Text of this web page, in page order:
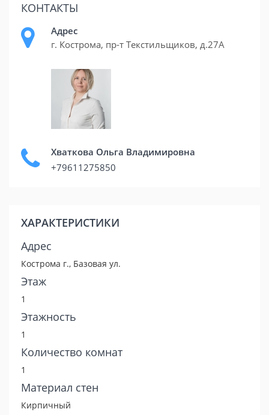
КОНТАКТЫ
Адрес
г. Кострома, пр-т Текстильщиков, д.27А
Хваткова Ольга Владимировна
+79611275850
ХАРАКТЕРИСТИКИ
Адрес
Кострома г., Базовая ул.
Этаж
1
Этажность
1
Количество комнат
1
Материал стен
Кирпичный